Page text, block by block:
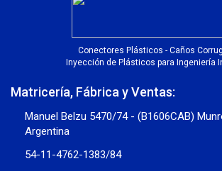
Conectores Plásticos - Caños
Inyección de Plásticos para Ingeniería
Matricería, Fábrica y Ventas:
Manuel Belzu 5470/74 - (B1606CAB)
Argentina
54-11-4762-1383/84